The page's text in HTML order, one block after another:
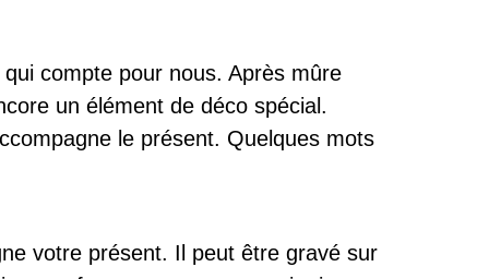
compte pour nous. Après mûre
un élément de déco spécial.
le présent. Quelques mots
votre présent. Il peut être gravé sur